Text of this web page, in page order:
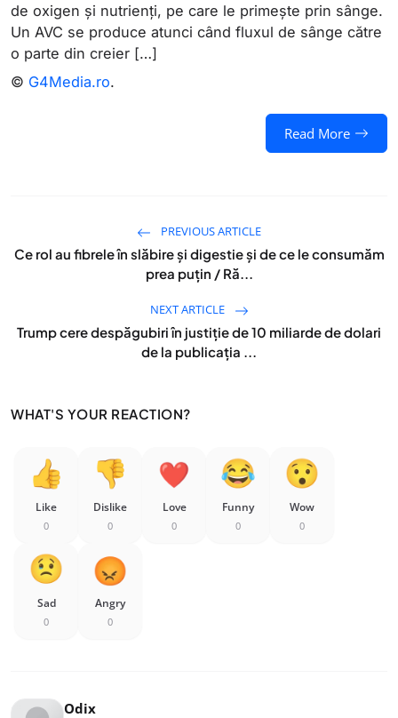
de oxigen și nutrienți, pe care le primește prin sânge.
Un AVC se produce atunci când fluxul de sânge către
o parte din creier […]
© G4Media.ro.
Read More
PREVIOUS ARTICLE
Ce rol au fibrele în slăbire și digestie și de ce le consumăm
prea puțin / Ră...
NEXT ARTICLE
Trump cere despăgubiri în justiție de 10 miliarde de dolari
de la publicația ...
WHAT'S YOUR REACTION?
Like
0
Dislike
0
Love
0
Funny
0
Wow
0
Sad
0
Angry
0
Odix